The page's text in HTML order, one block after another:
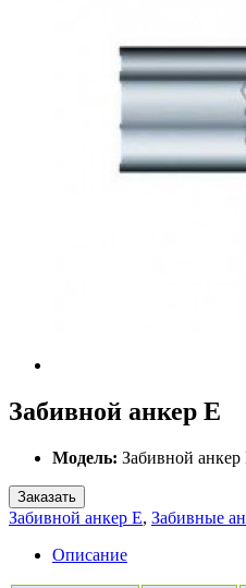
Забивной анкер Е
Модель: Забивной
Заказать
Забивной анкер Е, Забивные
Описание